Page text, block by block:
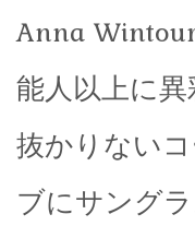
Anna
能人以上に異
抜かりない
ブにサング